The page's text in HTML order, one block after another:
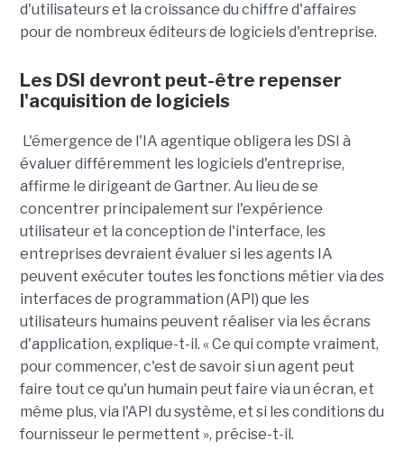
d'utilisateurs et la croissance du chiffre d'affaires
pour de nombreux éditeurs de logiciels d'entreprise.
Les DSI devront peut-être repenser
l'acquisition de logiciels
L'émergence de l'IA agentique obligera les DSI à
évaluer différemment les logiciels d'entreprise,
affirme le dirigeant de Gartner. Au lieu de se
concentrer principalement sur l'expérience
utilisateur et la conception de l'interface, les
entreprises devraient évaluer si les agents IA
peuvent exécuter toutes les fonctions métier via des
interfaces de programmation (API) que les
utilisateurs humains peuvent réaliser via les écrans
d'application, explique-t-il. « Ce qui compte vraiment,
pour commencer, c'est de savoir si un agent peut
faire tout ce qu'un humain peut faire via un écran, et
même plus, via l'API du système, et si les conditions du
fournisseur le permettent », précise-t-il.